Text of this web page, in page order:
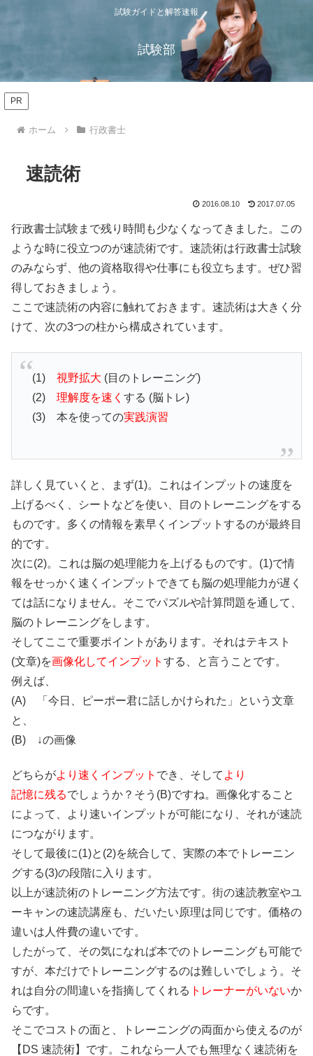
試験ガイドと解答速報
試験部
PR
ホーム 行政書士
速読術
2016.08.10 2017.07.05
行政書士試験まで残り時間も少なくなってきました。この
ような時に役立つのが速読術です。速読術は行政書士試験
のみならず、他の資格取得や仕事にも役立ちます。ぜひ習
得しておきましょう。
ここで速読術の内容に触れておきます。速読術は大きく分
けて、次の3つの柱から構成されています。
(1) 視野拡大 (目のトレーニング)
(2) 理解度を速く する (脳トレ)
(3) 本を使っての実践演習
詳しく見ていくと、まず(1)。これはインプットの速度を
上げるべく、シートなどを使い、目のトレーニングをする
ものです。多くの情報を素早くインプットするのが最終目
的です。
次に(2)。これは脳の処理能力を上げるものです。(1)で情
報をせっかく速くインプットできても脳の処理能力が遅く
ては話になりません。そこでパズルや計算問題を通して、
脳のトレーニングをします。
そしてここで重要ポイントがあります。それはテキスト
(文章)を画像化してインプット する、と言うことです。
例えば、
(A) 「今日、ピーポー君に話しかけられた」という文章
と、
(B) ↓の画像
どちらがより速くインプット でき、そして より
記憶に残るでしょうか？そう(B)ですね。画像化すること
によって、より速いインプットが可能になり、それが速読
につながります。
そして最後に(1)と(2)を統合して、実際の本でトレーニン
グする(3)の段階に入ります。
以上が速読術のトレーニング方法です。街の速読教室やユ
ーキャンの速読講座も、だいたい原理は同じです。価格の
違いは人件費の違いです。
したがって、その気になれば本でのトレーニングも可能で
すが、本だけでトレーニングするのは難しいでしょう。そ
れは自分の間違いを指摘してくれる トレーナーがいないか
らです。
そこでコストの面と、トレーニングの両面から使えるのが
【DS 速読術】です。これなら一人でも無理なく速読術を